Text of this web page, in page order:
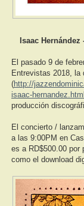
Isaac
El pasado 9 de
Entrevistas 2018, la
(http://
isaac-hernandez.html
producción
El concierto /
a las 9:00PM en
es a RD$500.00 por
como el download